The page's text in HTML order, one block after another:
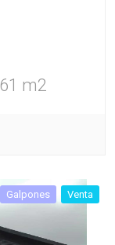
m2
Galpones Venta